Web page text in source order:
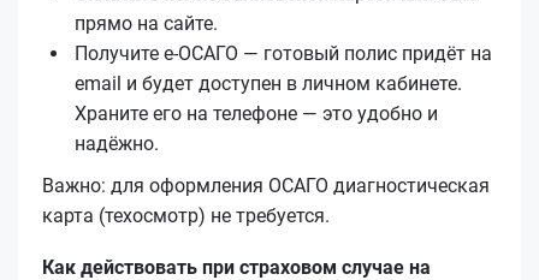
прямо на сайте.
Получите е‑ОСАГО — готовый полис придёт на
email и будет доступен в личном кабинете.
Храните его на телефоне — это удобно и
надёжно.
Важно: для оформления ОСАГО диагностическая
карта (техосмотр) не требуется.
Как действовать при страховом случае на